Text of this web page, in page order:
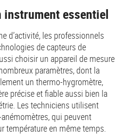
instrument essentiel
d’activité, les professionnels
de capteurs de
choisir un appareil de mesure
paramètres, dont la
un thermo-hygromètre,
précise et fiable aussi bien la
Les techniciens utilisent
qui peuvent
température en même temps.